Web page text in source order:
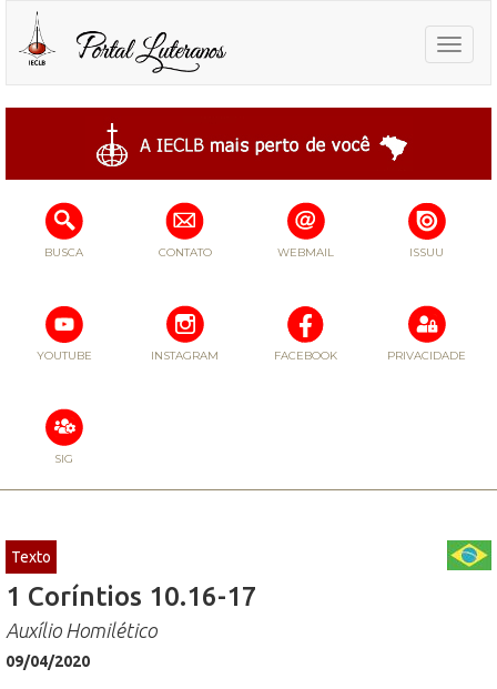
Toggle
BUSCA CONTATO WEBMAIL ISSUU
YOUTUBE INSTAGRAM FACEBOOK PRIVACIDADE
SIG
Texto
1 Coríntios 10.16-17
Auxílio Homilético
09/04/2020